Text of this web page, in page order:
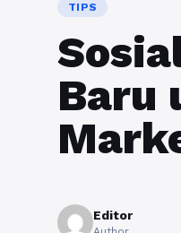
TIPS
Baru
Editor